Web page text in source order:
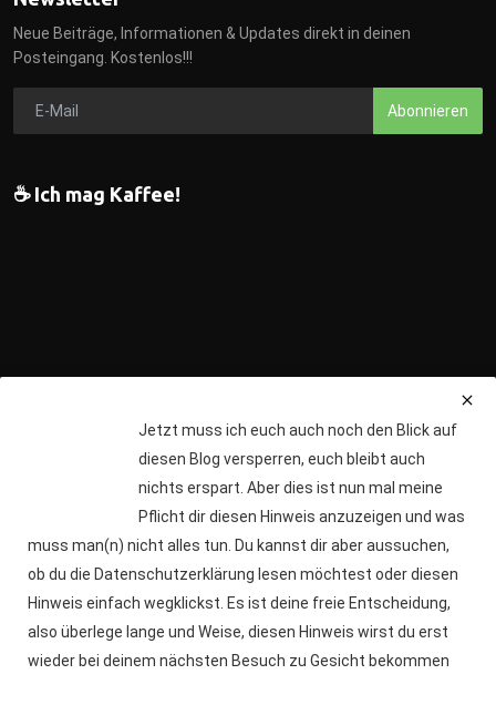
Neue Beiträge, Informationen & Updates direkt in deinen
Posteingang. Kostenlos!!!
Abonnieren
☕ Ich mag Kaffee!
Ich würde mich über einen Kaffee von Dir freuen.
© 2019 - 2026 bydepriBlog// Stöckchen
Jetzt muss ich euch auch noch den Blick auf
diesen Blog versperren, euch bleibt auch
nichts erspart. Aber dies ist nun mal meine
Pflicht dir diesen Hinweis anzuzeigen und was
muss man(n) nicht alles tun. Du kannst dir aber aussuchen,
ob du die Datenschutzerklärung lesen möchtest oder diesen
Hinweis einfach wegklickst. Es ist deine freie Entscheidung,
also überlege lange und Weise, diesen Hinweis wirst du erst
wieder bei deinem nächsten Besuch zu Gesicht bekommen